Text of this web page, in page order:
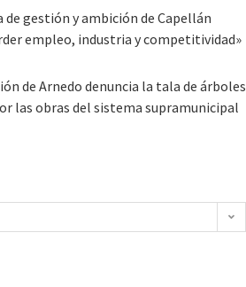
gestión y ambición de Capellán
empleo, industria y competitividad»
de Arnedo denuncia la tala de árboles
las obras del sistema supramunicipal